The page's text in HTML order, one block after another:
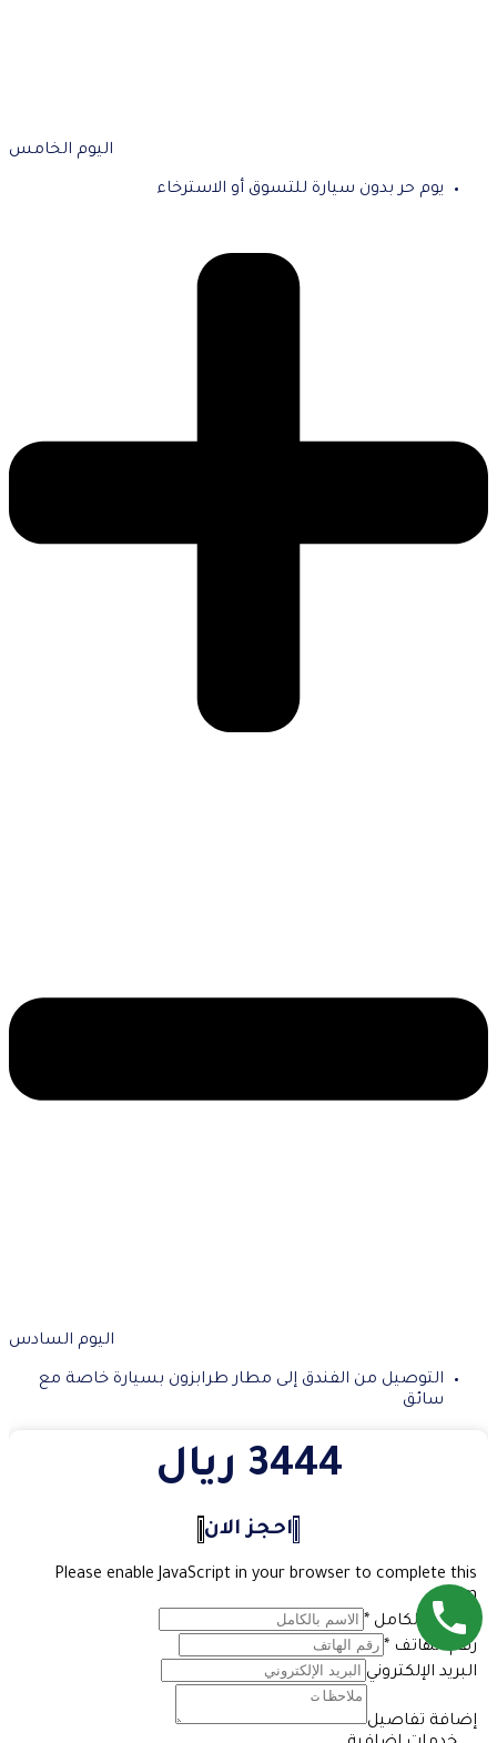
اليوم الخامس
يوم حر بدون سيارة للتسوق أو الاسترخاء
اليوم السادس
التوصيل من الفندق إلى مطار طرابزون بسيارة خاصة مع
سائق
3444 ريال
احجز الان
Please enable JavaScript in your browser to complete this
form.
الاسم بالكامل *
رقم الهاتف *
البريد الإلكتروني
إضافة تفاصيل